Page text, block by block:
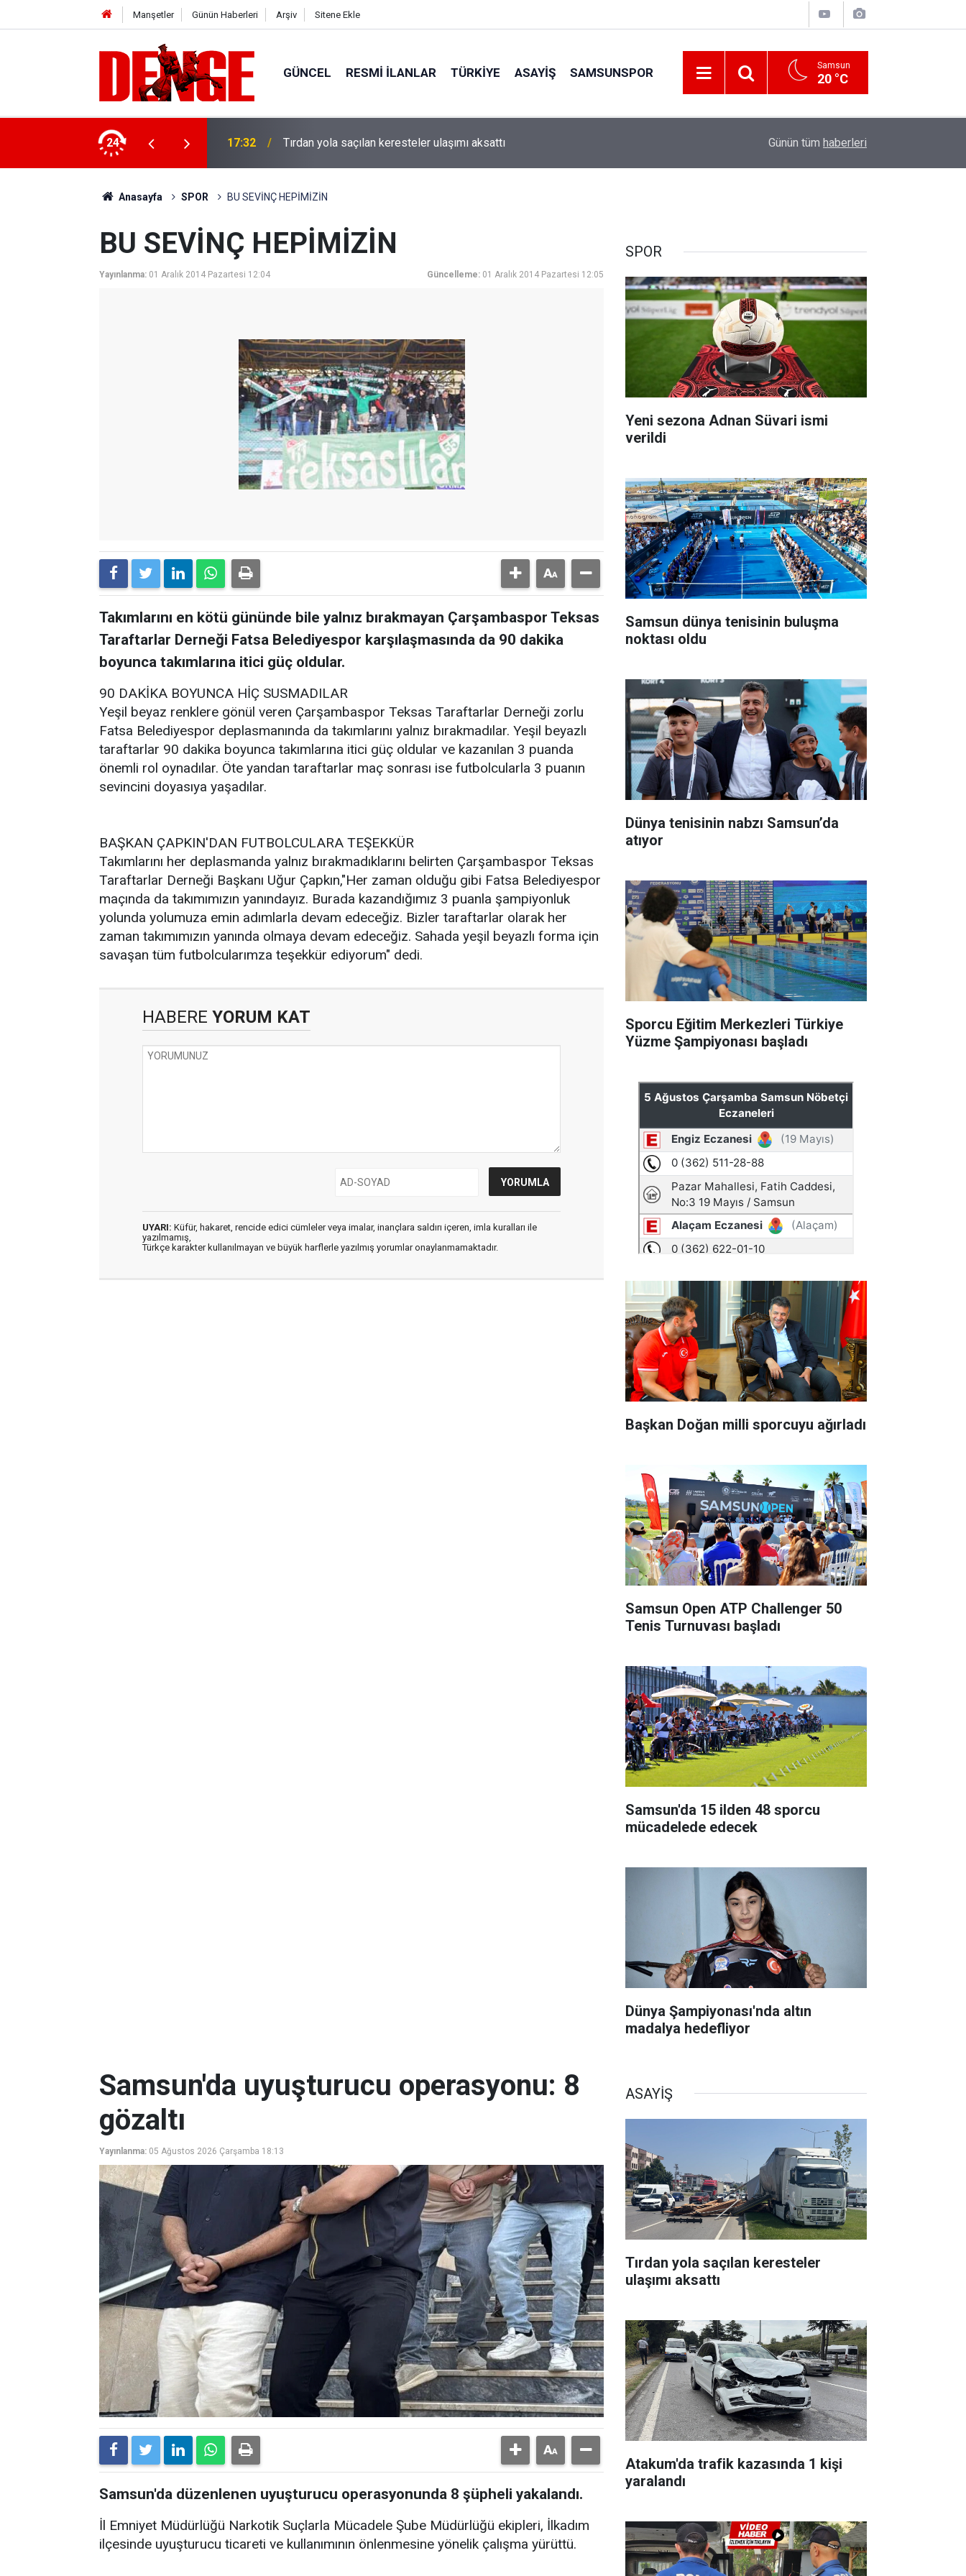
Manşetler Günün Haberleri Arşiv Sitene Ekle
GÜNCEL RESMI İLANLAR TÜRKİYE ASAYİŞ SAMSUNSPOR Samsun
20 °C
24 17:32 Tırdan yola saçılan keresteler ulaşımı aksattı Samsun'da fındık hasat ve ihraç tarihleri
Günün tüm haberleri
Anasayfa SPOR BU SEVİNÇ HEPİMİZİN
BU SEVİNÇ HEPİMİZİN
Yayınlanma: 01 Aralık 2014 Pazartesi 12:04 Güncelleme: 01 Aralık 2014 Pazartesi 12:05
Takımlarını en kötü gününde bile yalnız bırakmayan Çarşambaspor Teksas
Taraftarlar Derneği Fatsa Belediyespor karşılaşmasında da 90 dakika
boyunca takımlarına itici güç oldular.
90 DAKİKA BOYUNCA HİÇ SUSMADILAR
Yeşil beyaz renklere gönül veren Çarşambaspor Teksas Taraftarlar Derneği zorlu
Fatsa Belediyespor deplasmanında da takımlarını yalnız bırakmadılar. Yeşil beyazlı
taraftarlar 90 dakika boyunca takımlarına itici güç oldular ve kazanılan 3 puanda
önemli rol oynadılar. Öte yandan taraftarlar maç sonrası ise futbolcularla 3 puanın
sevincini doyasıya yaşadılar.
BAŞKAN ÇAPKIN'DAN FUTBOLCULARA TEŞEKKÜR
Takımlarını her deplasmanda yalnız bırakmadıklarını belirten Çarşambaspor Teksas
Taraftarlar Derneği Başkanı Uğur Çapkın,"Her zaman olduğu gibi Fatsa Belediyespor
maçında da takımımızın yanındayız. Burada kazandığımız 3 puanla şampiyonluk
yolunda yolumuza emin adımlarla devam edeceğiz. Bizler taraftarlar olarak her
zaman takımımızın yanında olmaya devam edeceğiz. Sahada yeşil beyazlı forma için
savaşan tüm futbolcularımza teşekkür ediyorum" dedi.
HABERE YORUM KAT
UYARI: Küfür, hakaret, rencide edici cümleler veya imalar, inançlara saldırı içeren, imla kuralları ile
yazılmamış,
Türkçe karakter kullanılmayan ve büyük harflerle yazılmış yorumlar onaylanmamaktadır.
SPOR
Yeni sezona Adnan Süvari ismi
verildi
Samsun dünya tenisinin buluşma
noktası oldu
Dünya tenisinin nabzı Samsun’da
atıyor
Sporcu Eğitim Merkezleri Türkiye
Yüzme Şampiyonası başladı
Başkan Doğan milli sporcuyu ağırladı
Samsun Open ATP Challenger 50
Tenis Turnuvası başladı
Samsun'da 15 ilden 48 sporcu
mücadelede edecek
Dünya Şampiyonası'nda altın
madalya hedefliyor
Samsun'da uyuşturucu operasyonu: 8
gözaltı
Yayınlanma: 05 Ağustos 2026 Çarşamba 18:13
Samsun'da düzenlenen uyuşturucu operasyonunda 8 şüpheli yakalandı.
İl Emniyet Müdürlüğü Narkotik Suçlarla Mücadele Şube Müdürlüğü ekipleri, İlkadım
ilçesinde uyuşturucu ticareti ve kullanımının önlenmesine yönelik çalışma yürüttü.
ASAYİŞ
Tırdan yola saçılan keresteler
ulaşımı aksattı
Atakum'da trafik kazasında 1 kişi
yaralandı